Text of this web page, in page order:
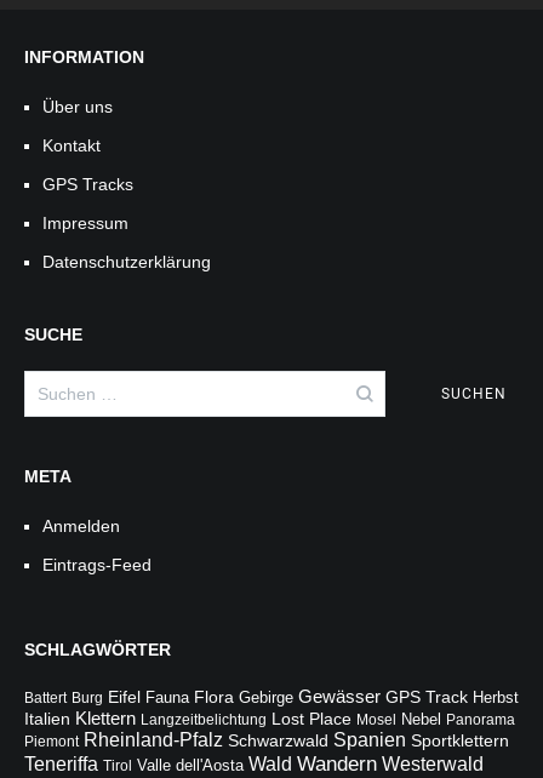
INFORMATION
Über uns
Kontakt
GPS Tracks
Impressum
Datenschutzerklärung
SUCHE
nach:
META
Anmelden
Eintrags-Feed
SCHLAGWÖRTER
Battert Burg Eifel Fauna Flora Gebirge Gewässer GPS Track Herbst
Italien Klettern Langzeitbelichtung Lost Place Mosel Nebel
Panorama
Piemont Rheinland-Pfalz Schwarzwald Spanien Sportklettern
Teneriffa Tirol Valle dell'Aosta Wald Wandern Westerwald